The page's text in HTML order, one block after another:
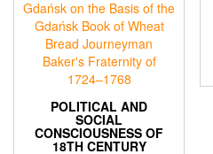
POLITICAL AND
SOCIAL
CONSCIOUSNESS OF
18TH CENTURY